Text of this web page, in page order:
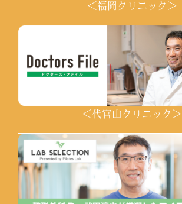
＜福岡クリニック＞
＜代官山クリニック＞